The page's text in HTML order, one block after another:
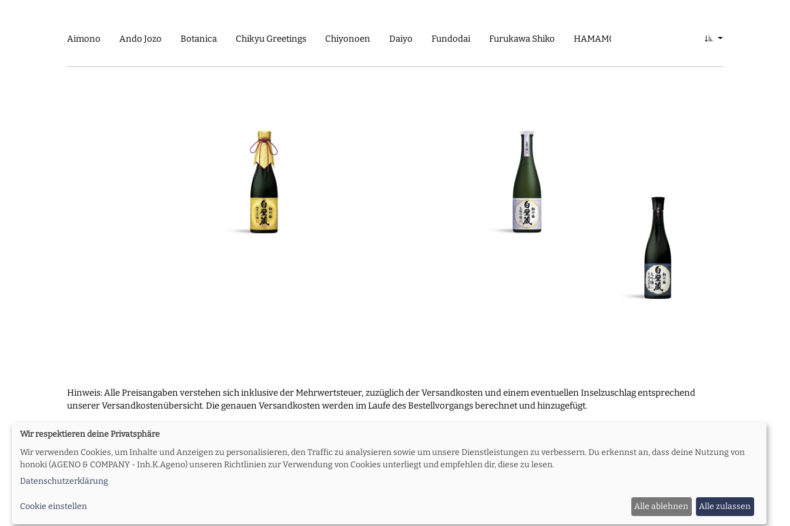
Aimono Ando Jozo Botanica Chikyu Greetings Chiyonoen Daiyo Fundodai Furukawa Shiko HAMAMONYO Ishikawa Shuzo
Hinweis: Alle Preisangaben verstehen sich inklusive der Mehrwertsteuer, zuzüglich der Versandkosten und einem eventuellen Inselzuschlag entsprechend
unserer Versandkostenübersicht. Die genauen Versandkosten werden im Laufe des Bestellvorgangs berechnet und hinzugefügt.
Über uns AGB Impressum Datenschutzerklärung Kontakt Versand und Rückgabe Widerruf Zahlungsoptionen
Wir respektieren deine Privatsphäre
Wir verwenden Cookies, um Inhalte und Anzeigen zu personalisieren, den Traffic zu analysieren sowie um unsere Dienstleistungen zu verbessern. Du erkennst an, dass deine Nutzung von
honoki (AGENO & COMPANY - Inh.K.Ageno) unseren Richtlinien zur Verwendung von Cookies unterliegt und empfehlen dir, diese zu lesen.
Datenschutzerklärung
Cookie einstellen Alle ablehnen Alle zulassen